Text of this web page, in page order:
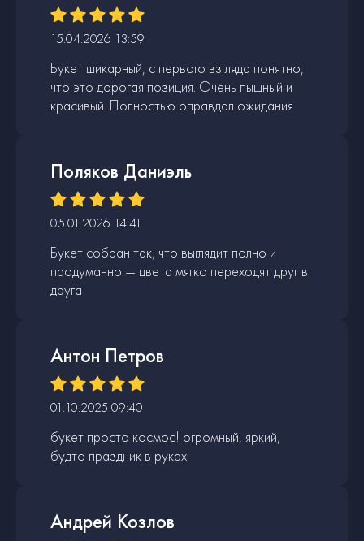
15.04.2026 13:59
Букет шикарный, с первого взгляда понятно,
что это дорогая позиция. Очень пышный и
красивый. Полностью оправдал ожидания
Поляков Даниэль
05.01.2026 14:41
Букет собран так, что выглядит полно и
продуманно — цвета мягко переходят друг в
друга
Антон Петров
01.10.2025 09:40
букет просто космос! огромный, яркий,
будто праздник в руках
Андрей Козлов